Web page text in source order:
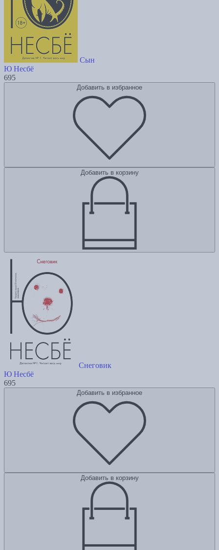
Сын
Ю Несбё
695
Добавить в избранное
Добавить в корзину
Снеговик
Ю Несбё
695
Добавить в избранное
Добавить в корзину